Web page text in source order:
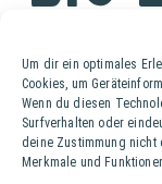
Um dir ein optimales
Cookies, um
Wenn du diesen
Surfverhalten oder
deine Zustimmung nicht
Merkmale und
Das
untergäriges Bio-
vollmundiges,
eine fruchtige